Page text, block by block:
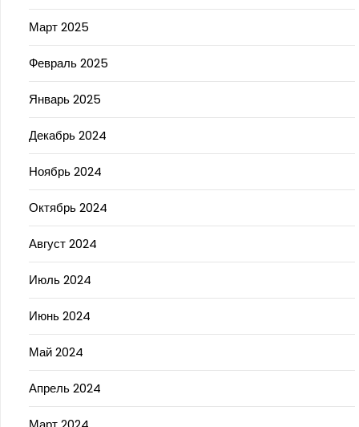
Март 2025
Февраль 2025
Январь 2025
Декабрь 2024
Ноябрь 2024
Октябрь 2024
Август 2024
Июль 2024
Июнь 2024
Май 2024
Апрель 2024